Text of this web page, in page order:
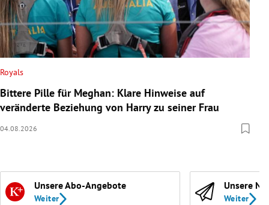
Royals
Bittere Pille für Meghan: Klare Hinweise auf
veränderte Beziehung von Harry zu seiner Frau
04.08.2026
Unsere Abo-Angebote
Weiter
Unsere
Weiter